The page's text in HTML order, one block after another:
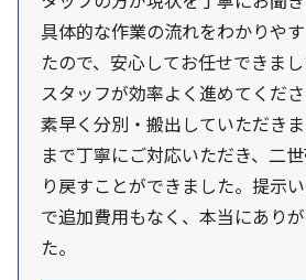
具体的な作業の流れをわかりや
たので、安心してお任せできま
スタッフが効率よく進めてくだ
素早く分別・搬出していただき
まで丁寧にご対応いただき、二
り戻すことができました。提示
で追加費用もなく、本当にあり
た。